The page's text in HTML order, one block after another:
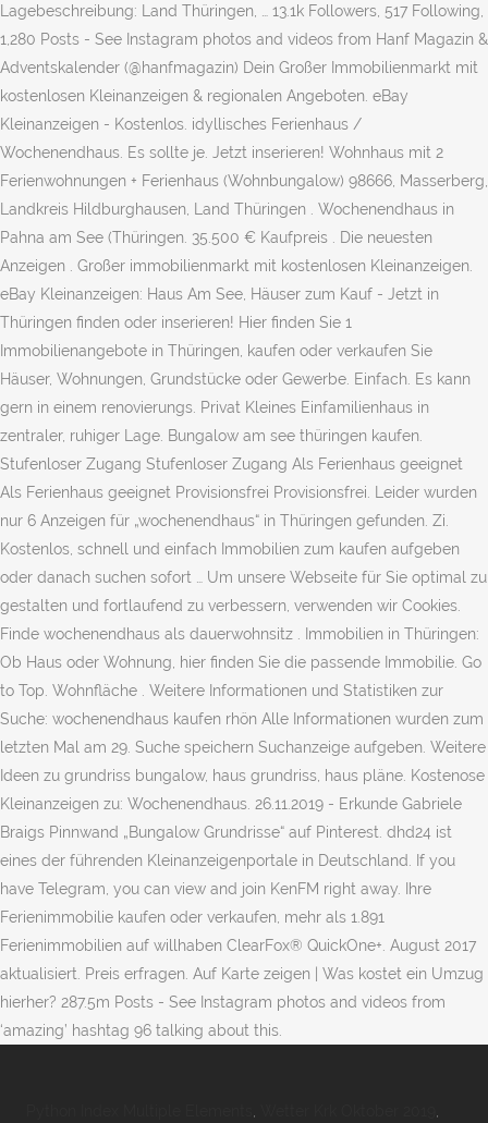
Lagebeschreibung: Land Thüringen, … 13.1k Followers, 517 Following,
1,280 Posts - See Instagram photos and videos from Hanf Magazin &
Adventskalender (@hanfmagazin) Dein Großer Immobilienmarkt mit
kostenlosen Kleinanzeigen & regionalen Angeboten. eBay
Kleinanzeigen - Kostenlos. idyllisches Ferienhaus /
Wochenendhaus. Es sollte je. Jetzt inserieren! Wohnhaus mit 2
Ferienwohnungen + Ferienhaus (Wohnbungalow) 98666, Masserberg,
Landkreis Hildburghausen, Land Thüringen . Wochenendhaus in
Pahna am See (Thüringen. 35.500 € Kaufpreis . Die neuesten
Anzeigen . Großer immobilienmarkt mit kostenlosen Kleinanzeigen.
eBay Kleinanzeigen: Haus Am See, Häuser zum Kauf - Jetzt in
Thüringen finden oder inserieren! Hier finden Sie 1
Immobilienangebote in Thüringen, kaufen oder verkaufen Sie
Häuser, Wohnungen, Grundstücke oder Gewerbe. Einfach. Es kann
gern in einem renovierungs. Privat Kleines Einfamilienhaus in
zentraler, ruhiger Lage. Bungalow am see thüringen kaufen.
Stufenloser Zugang Stufenloser Zugang Als Ferienhaus geeignet
Als Ferienhaus geeignet Provisionsfrei Provisionsfrei. Leider wurden
nur 6 Anzeigen für „wochenendhaus“ in Thüringen gefunden. Zi.
Kostenlos, schnell und einfach Immobilien zum kaufen aufgeben
oder danach suchen sofort … Um unsere Webseite für Sie optimal zu
gestalten und fortlaufend zu verbessern, verwenden wir Cookies.
Finde wochenendhaus als dauerwohnsitz . Immobilien in Thüringen:
Ob Haus oder Wohnung, hier finden Sie die passende Immobilie. Go
to Top. Wohnfläche . Weitere Informationen und Statistiken zur
Suche: wochenendhaus kaufen rhön Alle Informationen wurden zum
letzten Mal am 29. Suche speichern Suchanzeige aufgeben. Weitere
Ideen zu grundriss bungalow, haus grundriss, haus pläne. Kostenose
Kleinanzeigen zu: Wochenendhaus. 26.11.2019 - Erkunde Gabriele
Braigs Pinnwand „Bungalow Grundrisse“ auf Pinterest. dhd24 ist
eines der führenden Kleinanzeigenportale in Deutschland. If you
have Telegram, you can view and join KenFM right away. Ihre
Ferienimmobilie kaufen oder verkaufen, mehr als 1.891
Ferienimmobilien auf willhaben ClearFox® QuickOne+. August 2017
aktualisiert. Preis erfragen. Auf Karte zeigen | Was kostet ein Umzug
hierher? 287.5m Posts - See Instagram photos and videos from
‘amazing’ hashtag 96 talking about this.